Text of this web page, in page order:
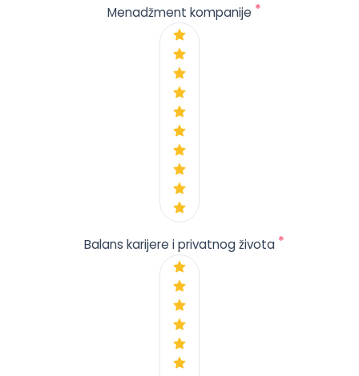
Menadžment kompanije *
Balans karijere i privatnog života *